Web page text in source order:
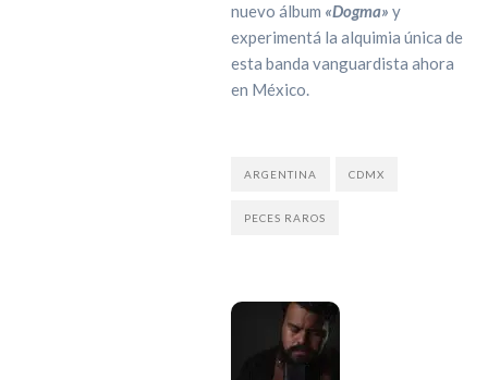
nuevo álbum «Dogma» y
experimentá la alquimia única de
esta banda vanguardista ahora
en México.
ARGENTINA CDMX
PECES RAROS